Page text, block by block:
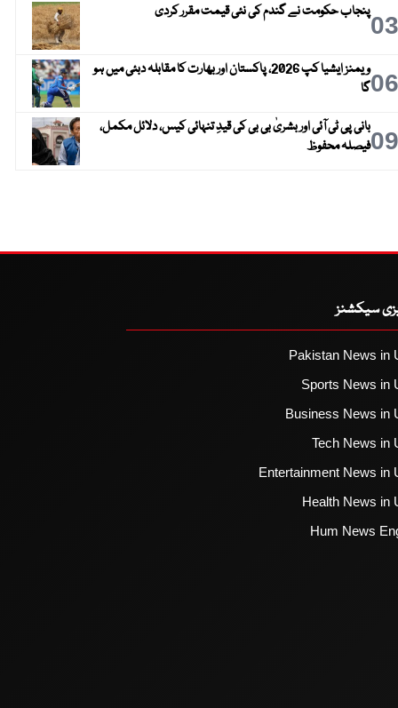
03پنجاب حکومت نے گندم کی نئی قیمت مقرر کردی
06
ویمنز ایشیا کپ 2026، پاکستان اور بھارت کا مقابلہ دبئی میں ہو
گا
09بانی پی ٹی آئی اور بشریٰ بی بی کی قیدِ تنہائی کیس، دلائل مکمل،
فیصلہ محفوظ
سیکشنز
Pakistan News in
Sports News in
Business News in
Tech News in
Entertainment News in
Health News in
Hum News